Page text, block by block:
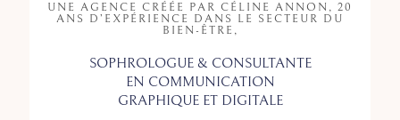
UNE AGENCE CRÉÉE PAR CÉLINE ANNON, 20
ANS D’EXPÉRIENCE DANS LE SECTEUR DU
BIEN-ÊTRE,
SOPHROLOGUE & CONSULTANTE
EN COMMUNICATION
GRAPHIQUE ET DIGITALE